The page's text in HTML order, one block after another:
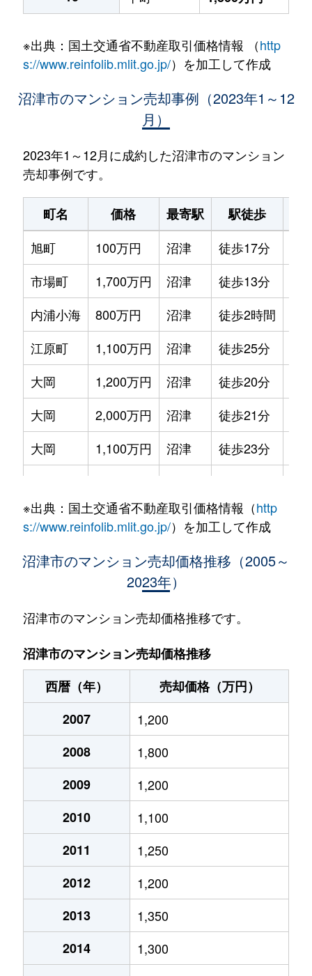
※出典：国土交通省不動産取引価格情報 （http
s://www.reinfolib.mlit.go.jp/）を加工して作成
沼津市のマンション売却事例（2023年1～12
月）
2023年1～12月に成約した沼津市のマンション
売却事例です。
町名 価格 最寄駅 駅徒歩
旭町
100万円 沼津 徒歩17分
市場町
1,700万円 沼津 徒歩13分
内浦小海
800万円 沼津 徒歩2時間
江原町
1,100万円 沼津 徒歩25分
大岡
1,200万円 沼津 徒歩20分
大岡
2,000万円 沼津 徒歩21分
大岡
1,100万円 沼津 徒歩23分
大岡
1,100万円 沼津 徒歩26分
3,700万円 沼津
西条町
1,800万円 沼津 徒歩15分
西条町
1,000万円 沼津
三枚橋町
1,900万円 沼津 徒歩5分
350万円 沼津
白銀町
1,400万円 沼津
新宿町
990万円 沼津
杉崎町
950万円 沼津
杉崎町
650万円 沼津
杉崎町
990万円 沼津
浅間町
2,900万円 沼津
高沢町
3,200万円 沼津
※出典：国土交通省不動産取引価格情報（http
s://www.reinfolib.mlit.go.jp/）を加工して作成
沼津市のマンション売却価格推移（2005～
2023年）
沼津市のマンション売却価格推移です。
沼津市のマンション売却価格推移
西暦（年）
売却価格（万円）
2007
1,200
2008
1,800
2009
1,200
2010
1,100
2011
1,250
2012
1,200
2013
1,350
2014
1,300